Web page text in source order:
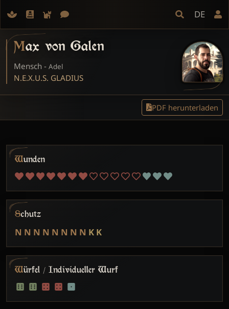
DE
Max von Galen
Mensch - Adel
N.E.X.U.S. GLADIUS
PDF herunterladen
Wunden
Schutz
N N N N N N N N K K
Würfel / Individueller Wurf